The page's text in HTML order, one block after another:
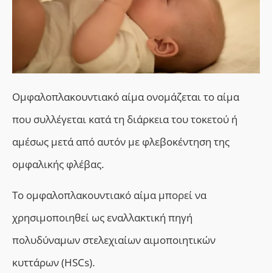
Ομφαλοπλακουντιακό αίμα ονομάζεται το αίμα
που συλλέγεται κατά τη διάρκεια του τοκετού ή
αμέσως μετά από αυτόν με φλεβοκέντηση της
ομφαλικής φλέβας.
Το ομφαλοπλακουντιακό αίμα μπορείνα
χρησιμοποιηθεί ως εναλλακτική πηγή
πολυδύναμων στελεχιαίων αιμοποιητικών
κυττάρων (HSCs).